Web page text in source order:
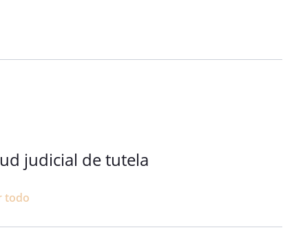
como se acredita mediante el testimonio
documentos acreditativos de la
judicial de tutela
todo